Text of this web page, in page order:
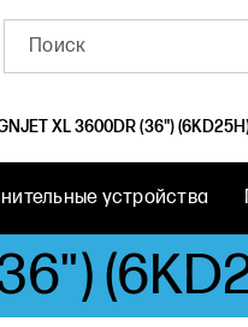
XL 3600DR (36")
устройства